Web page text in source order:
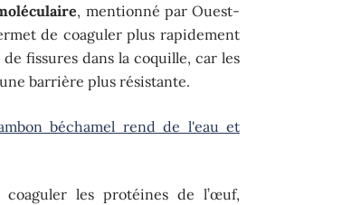
, mentionné par Ouest-
de coaguler plus rapidement
fissures dans la coquille, car les
barrière plus résistante.
béchamel rend de l'eau et
coaguler les protéines de l’œuf,